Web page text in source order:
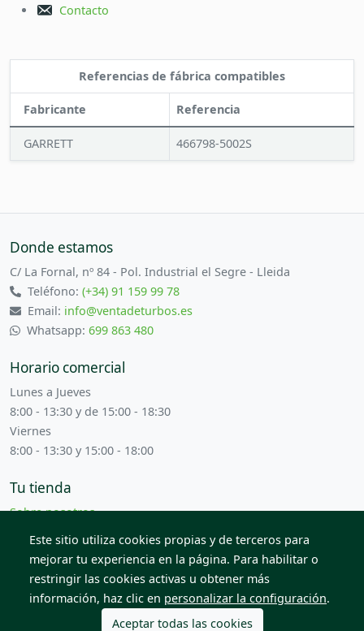
Contacto
Referencias de fábrica compatibles
Fabricante Referencia
GARRETT 466798-5002S
Donde estamos
C/ La Fornal, nº 84 - Pol. Industrial el Segre - Lleida
Teléfono:(+34) 91 159 99 78
Email: info@ventadeturbos.es
Whatsapp: 699 863 480
Horario comercial
Lunes a Jueves
8:00 - 13:30 y de 15:00 - 18:30
Viernes
8:00 - 13:30 y 15:00 - 18:00
Tu tienda
Sobre nosotros
Términos y condiciones
Contacta con nosotros
© 2026 Todos los derechos reservados. Venta de Piezas
2012 S.L.
Este sitio utiliza cookies propias y de terceros para
mejorar tu experiencia en la página. Para habilitar o
restringir las cookies activas u obtener más
información, haz clic en personalizar la configuración.
Aceptar todas las cookies